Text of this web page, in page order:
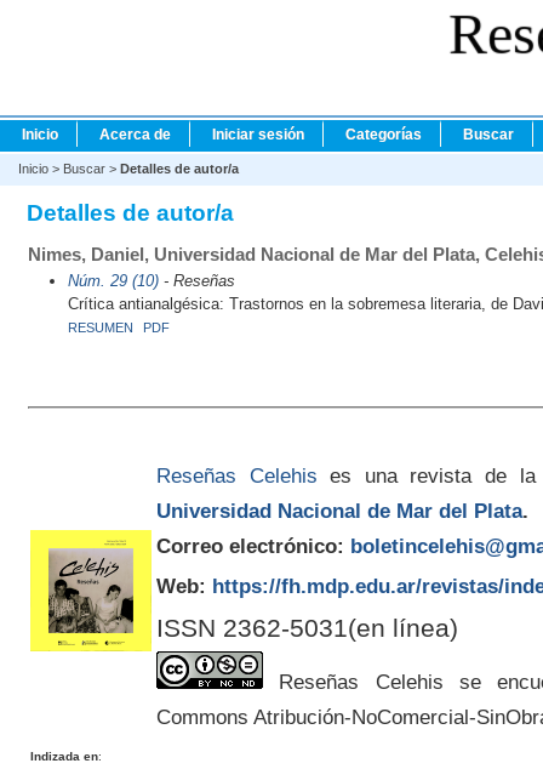
Inicio Acerca de Iniciar sesión Categorías Buscar
Inicio > Buscar > Detalles de autor/a
Detalles de autor/a
Nimes, Daniel, Universidad Nacional de Mar del Plata,
Núm. 29 (10)- Reseñas
Crítica antianalgésica: Trastornos en la sobremesa literaria, de
RESUMEN PDF
Reseñas Celehis es una revista de la
Universidad Nacional de Mar del Plata.
Correo electrónico:
Web: https://fh.mdp.edu.ar/revistas/
ISSN 2362-5031(en línea)
Reseñas Celehis se
Commons Atribución-NoComercial-
Indizada en: